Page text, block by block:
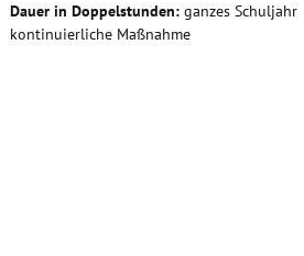
Dauer in Doppelstunden: ganzes Schuljahr
kontinuierliche Maßnahme